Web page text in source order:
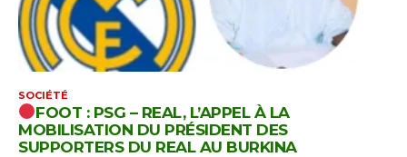
SOCIÉTÉ
FOOT : PSG – REAL, L’APPEL À LA
MOBILISATION DU PRÉSIDENT DES
SUPPORTERS DU REAL AU BURKINA